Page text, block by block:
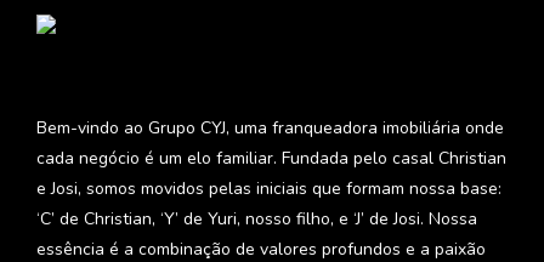
Bem-vindo ao Grupo CYJ, uma franqueadora imobiliária onde
cada negócio é um elo familiar. Fundada pelo casal Christian
e Josi, somos movidos pelas iniciais que formam nossa base:
‘C’ de Christian, ‘Y’ de Yuri, nosso filho, e ‘J’ de Josi. Nossa
essência é a combinação de valores profundos e a paixão